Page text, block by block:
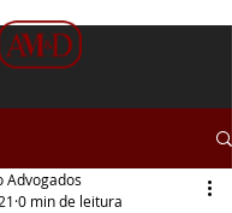
Advogados
0 min de leitura